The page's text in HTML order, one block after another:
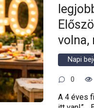
volna,
Napi
0
A 4 éves